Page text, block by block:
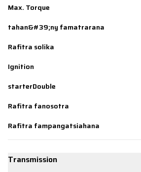
Max. Torque
tahan&#39;ny famatrarana
Rafitra solika
Ignition
starterDouble
Rafitra fanosotra
Rafitra fampangatsiahana
Transmission